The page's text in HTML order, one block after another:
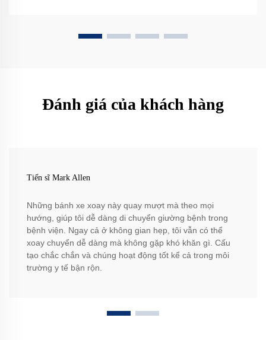
Đánh giá của khách hàng
Tiến sĩ Mark Allen
Những bánh xe xoay này quay mượt mà theo mọi
hướng, giúp tôi dễ dàng di chuyển giường bệnh trong
bệnh viện. Ngay cả ở không gian hẹp, tôi vẫn có thể
xoay chuyển dễ dàng mà không gặp khó khăn gì. Cấu
tạo chắc chắn và chúng hoạt động tốt kể cả trong môi
trường y tế bận rộn.